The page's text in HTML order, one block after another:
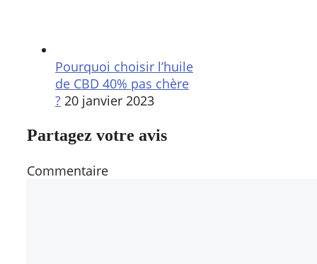
Pourquoi choisir l’huile
de CBD 40% pas chère
? 20 janvier 2023
Partagez votre avis
Commentaire